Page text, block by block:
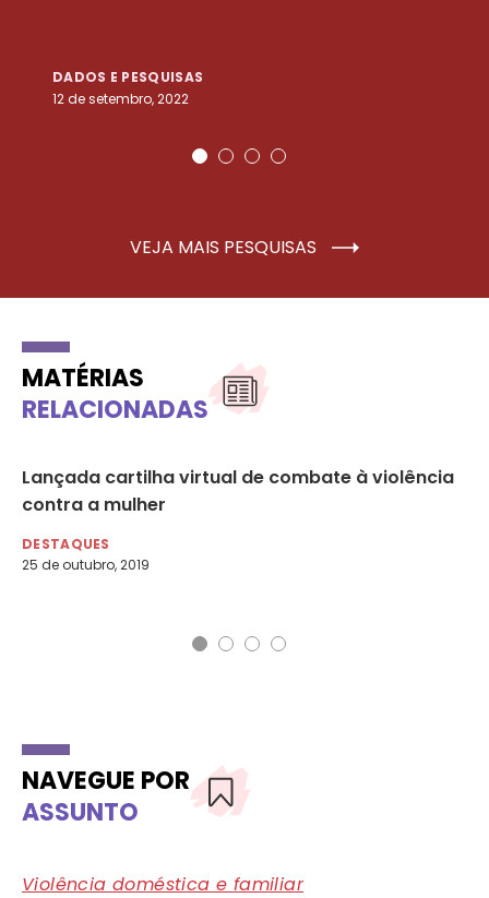
DADOS E PESQUISAS
12 de setembro, 2022
VEJA MAIS PESQUISAS
MATÉRIAS
RELACIONADAS
Lançada cartilha virtual de combate à violência
contra a mulher
DESTAQUES
25 de outubro, 2019
NAVEGUE POR
ASSUNTO
Violência doméstica e familiar